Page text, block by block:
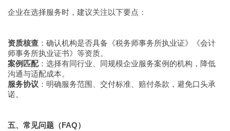
企业在选择服务时，建议关注以下要点：
资质核查 ：确认机构是否具备《税务师事务所执业证》《会计
师事务所执业证书》等资质。
案例匹配：选择有同行业、同规模企业服务案例的机构，降低
沟通与适配成本。
服务协议 ：明确服务范围、交付标准、赔付条款，避免口头承
诺。
五、常见问题（FAQ）